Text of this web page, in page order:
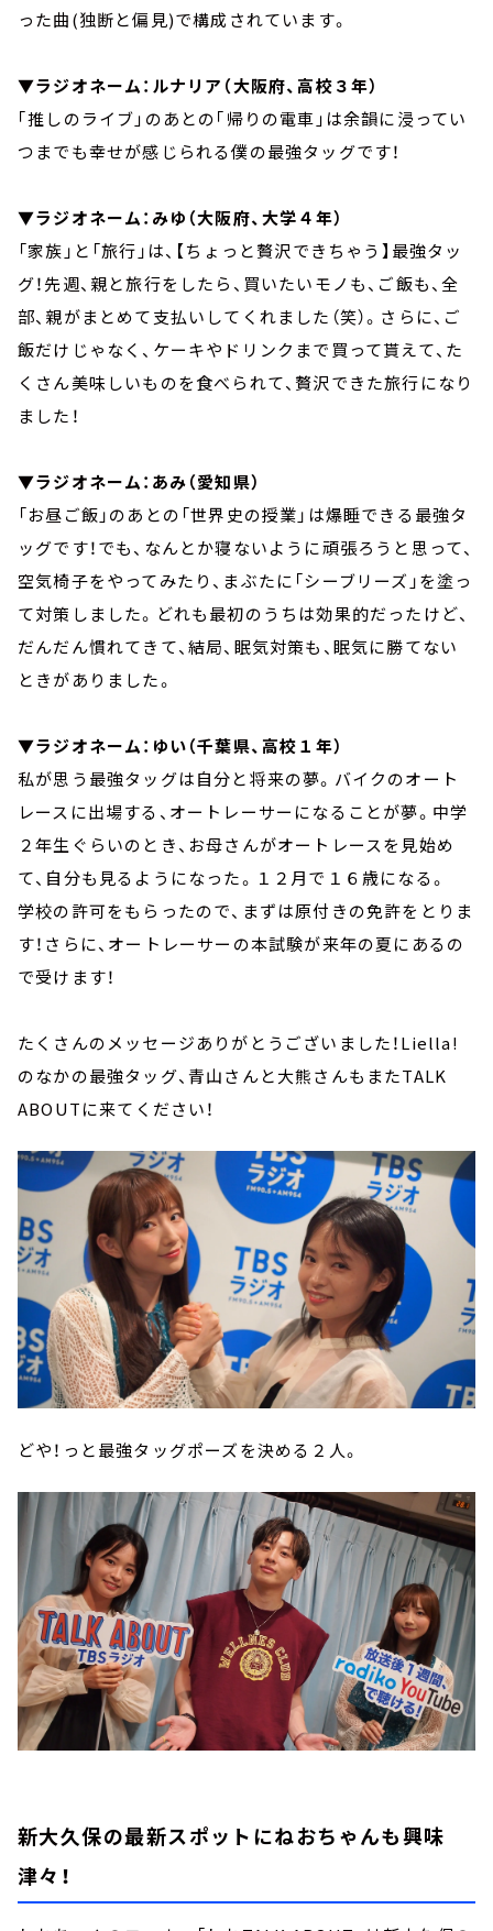
った曲(独断と偏見)で構成されています。
▼ラジオネーム：ルナリア（大阪府、高校３年）
｢推しのライブ｣のあとの｢帰りの電車｣は余韻に浸ってい
つまでも幸せが感じられる僕の最強タッグです！
▼ラジオネーム：みゆ（大阪府、大学４年）
「家族」と「旅行」は、【ちょっと贅沢できちゃう】最強タッ
グ！先週、親と旅行をしたら、買いたいモノも、ご飯も、全
部、親がまとめて支払いしてくれました（笑）。さらに、ご
飯だけじゃなく、ケーキやドリンクまで買って貰えて、た
くさん美味しいものを食べられて、贅沢できた旅行になり
ました！
▼ラジオネーム：あみ（愛知県）
「お昼ご飯」のあとの「世界史の授業」は爆睡できる最強タ
ッグです！でも、なんとか寝ないように頑張ろうと思って、
空気椅子をやってみたり、まぶたに「シーブリーズ」を塗っ
て対策しました。どれも最初のうちは効果的だったけど、
だんだん慣れてきて、結局、眠気対策も、眠気に勝てない
ときがありました。
▼ラジオネーム：ゆい（千葉県、高校１年）
私が思う最強タッグは自分と将来の夢。バイクのオート
レースに出場する、オートレーサーになることが夢。中学
２年生ぐらいのとき、お母さんがオートレースを見始め
て、自分も見るようになった。１２月で１６歳になる。
学校の許可をもらったので、まずは原付きの免許をとりま
す！さらに、オートレーサーの本試験が来年の夏にあるの
で受けます！
たくさんのメッセージありがとうございました！Liella!
のなかの最強タッグ、青山さんと大熊さんもまたTALK
ABOUTに来てください！
どや！っと最強タッグポーズを決める２人。
新大久保の最新スポットにねおちゃんも興味
津々！